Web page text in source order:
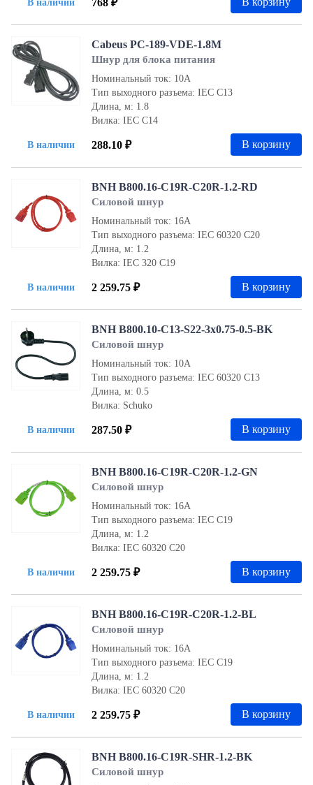
В наличии
В наличии
Cabeus PC-189-VDE-1.8M
Шнур для блока питания
Номинальный ток: 10А
Тип выходного разъема: IEC С13
Длина, м: 1.8
Вилка: IEC С14
288.10 ₽ В корзину
В наличии
BNH B800.16-C19R-С20R-1.2-RD
Силовой шнур
Номинальный ток: 16А
Тип выходного разъема: IEC 60320 C20
Длина, м: 1.2
Вилка: IEC 320 C19
2 259.75 ₽ В корзину
В наличии
BNH B800.10-C13-S22-3x0.75-0.5-BK
Силовой шнур
Номинальный ток: 10А
Тип выходного разъема: IEC 60320 C13
Длина, м: 0.5
Вилка: Schuko
287.50 ₽ В корзину
В наличии
BNH B800.16-C19R-С20R-1.2-GN
Силовой шнур
Номинальный ток: 16А
Тип выходного разъема: IEC С19
Длина, м: 1.2
Вилка: IEC 60320 С20
2 259.75 ₽ В корзину
В наличии
BNH B800.16-C19R-С20R-1.2-BL
Силовой шнур
Номинальный ток: 16А
Тип выходного разъема: IEC С19
Длина, м: 1.2
Вилка: IEC 60320 С20
2 259.75 ₽ В корзину
BNH B800.16-C19R-SHR-1.2-BK
Силовой шнур